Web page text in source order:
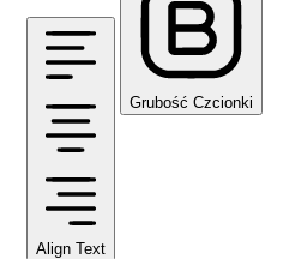
Align Text
Grubość Czcionki